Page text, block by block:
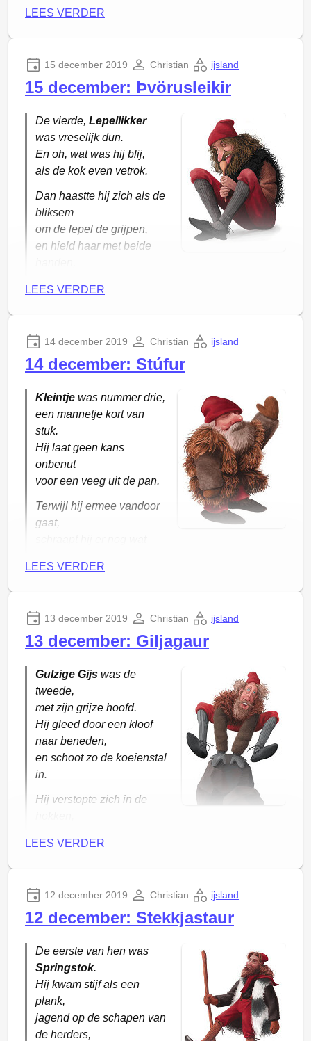
Dan haastte hij zich naar de potten
LEES VERDER
15 december 2019 Christian ijsland
15 december: Þvörusleikir
De vierde, Lepellikker
was vreselijk dun.
En oh, wat was hij blij,
als de kok even vetrok.
Dan haastte hij zich als de
bliksem
om de lepel de grijpen,
en hield haar met beide
LEES VERDER
14 december 2019 Christian ijsland
14 december: Stúfur
Kleintje was nummer drie,
een mannetje kort van
stuk.
Hij laat geen kans
onbenut
voor een veeg uit de pan.
Terwijl hij ermee vandoor
gaat,
een beetje aangebrand misschien,
LEES VERDER
13 december 2019 Christian ijsland
13 december: Giljagaur
Gulzige Gijs was de
tweede,
met zijn grijze hoofd.
Hij gleed door een kloof
naar beneden,
en schoot zo de koeienstal
in.
Hij verstopte zich in de
terwijl de boerin
LEES VERDER
12 december 2019 Christian ijsland
12 december: Stekkjastaur
De eerste van hen was
Springstok.
Hij kwam stijf als een
plank,
jagend op de schapen van
de herders,